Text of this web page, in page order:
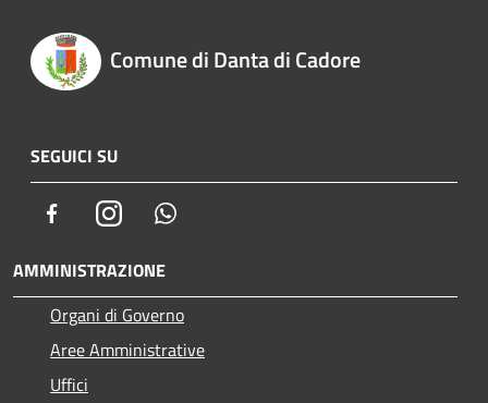
Comune di Danta di Cadore
SEGUICI SU
FacebookInstagram
AMMINISTRAZIONE
Organi di Governo
Aree Amministrative
Uffici